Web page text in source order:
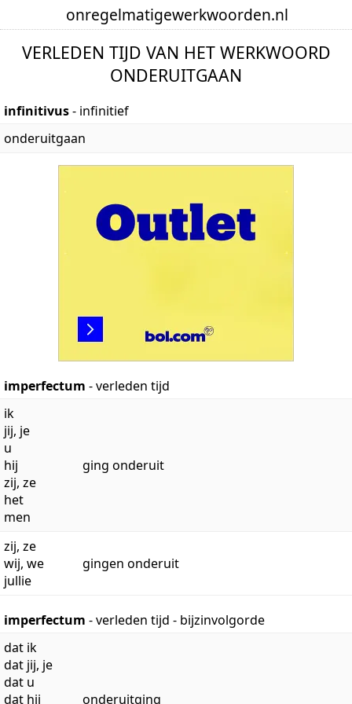
onregelmatigewerkwoorden.nl
VERLEDEN TIJD VAN HET WERKWOORD
ONDERUITGAAN
infinitivus- infinitief
onderuitgaan
imperfectum - verleden tijd
ik
jij, je
u
hij
zij, ze
het
men
ging onderuit
zij, ze
wij, we
jullie
gingen onderuit
imperfectum - verleden tijd - bijzinvolgorde
dat ik
dat jij, je
dat u
dat hij
onderuitging